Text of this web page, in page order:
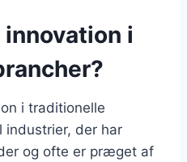
i
i traditionelle
industrier, der har
og ofte er præget af